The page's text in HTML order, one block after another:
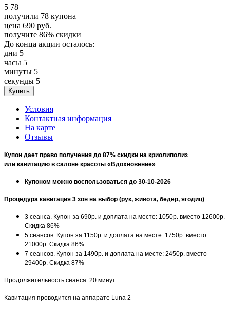
5 78
получили 78 купона
цена 690 руб.
получите 86% скидки
До конца акции осталось:
дни 5
часы 5
минуты 5
секунды 5
Условия
Контактная информация
На карте
Отзывы
Купон дает право получения до 87% скидки на криолиполиз
или кавитацию в салоне красоты «Вдохновение»
Купоном можно воспользоваться до 30-10-2026
Процедура кавитация 3 зон на выбор (рук, живота, бедер, ягодиц)
3 сеанса. Купон за 690р. и доплата на месте: 1050р. вместо 12600р.
Скидка 86%
5 сеансов. Купон за 1150р. и доплата на месте: 1750р. вместо
21000р. Скидка 86%
7 сеансов. Купон за 1490р. и доплата на месте: 2450р. вместо
29400р. Скидка 87%
Продолжительность сеанса: 20 минут
Кавитация проводится на аппарате Luna 2